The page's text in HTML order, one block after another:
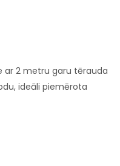
ar 2 metru garu tērauda
ideāli piemērota